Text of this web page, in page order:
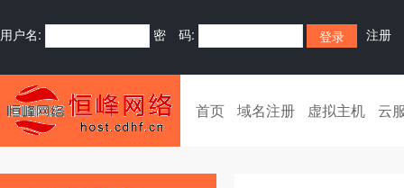
用户名: 密 码: 注册
首页 域名注册 虚拟主机 云